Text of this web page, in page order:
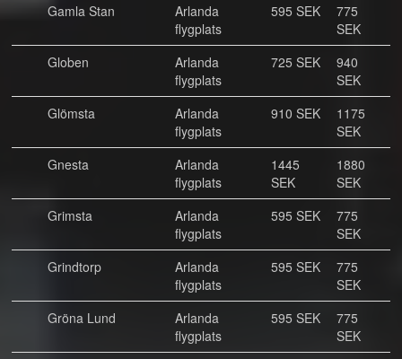
Gamla Stan
Arlanda
flygplats
595 SEK
775
SEK
Globen
Arlanda
flygplats
725 SEK
940
SEK
Glömsta
Arlanda
flygplats
910 SEK
1175
SEK
Gnesta
Arlanda
flygplats
1445
SEK
1880
SEK
Grimsta
Arlanda
flygplats
595 SEK
775
SEK
Grindtorp
Arlanda
flygplats
595 SEK
775
SEK
Gröna Lund
Arlanda
flygplats
595 SEK
775
SEK